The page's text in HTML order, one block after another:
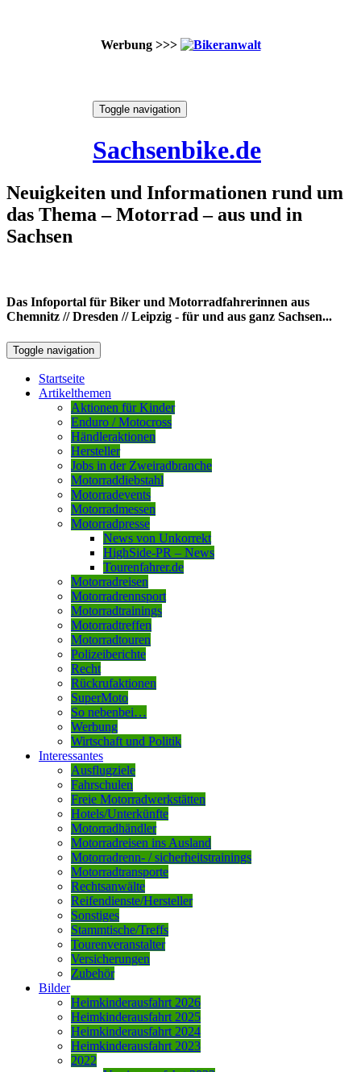
Werbung >>>
Toggle navigation
Sachsenbike.de
Neuigkeiten und Informationen rund um
das Thema – Motorrad – aus und in
Sachsen
Das Infoportal für Biker und Motorradfahrerinnen aus
Chemnitz // Dresden // Leipzig - für und aus ganz Sachsen...
Toggle navigation
Startseite
Artikelthemen
Aktionen für Kinder
Enduro / Motocross
Händleraktionen
Hersteller
Jobs in der Zweiradbranche
Motorraddiebstahl
Motorradevents
Motorradmessen
Motorradpresse
News von Unkorrekt
HighSide-PR – News
Tourenfahrer.de
Motorradreisen
Motorradrennsport
Motorradtrainings
Motorradtreffen
Motorradtouren
Polizeiberichte
Recht
Rückrufaktionen
SuperMoto
So nebenbei…
Werbung
Wirtschaft und Politik
Interessantes
Ausflugziele
Fahrschulen
Freie Motorradwerkstätten
Hotels/Unterkünfte
Motorradhändler
Motorradreisen ins Ausland
Motorradrenn- / sicherheitstrainings
Motorradtransporte
Rechtsanwälte
Reifendienste/Hersteller
Sonstiges
Stammtische/Treffs
Tourenveranstalter
Versicherungen
Zubehör
Bilder
Heimkinderausfahrt 2026
Heimkinderausfahrt 2025
Heimkinderausfahrt 2024
Heimkinderausfahrt 2023
2022